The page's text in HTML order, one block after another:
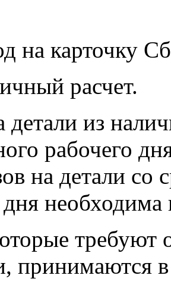
на карточку
расчет.
детали из
рабочего
на детали со
необходима
требуют
принимаются